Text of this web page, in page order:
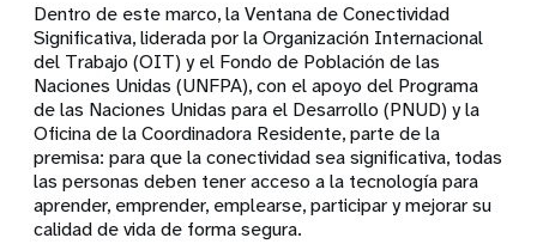
Dentro de este marco, la Ventana de Conectividad
Significativa, liderada por la Organización Internacional
del Trabajo (OIT) y el Fondo de Población de las
Naciones Unidas (UNFPA), con el apoyo del Programa
de las Naciones Unidas para el Desarrollo (PNUD) y la
Oficina de la Coordinadora Residente, parte de la
premisa: para que la conectividad sea significativa, todas
las personas deben tener acceso a la tecnología para
aprender, emprender, emplearse, participar y mejorar su
calidad de vida de forma segura.